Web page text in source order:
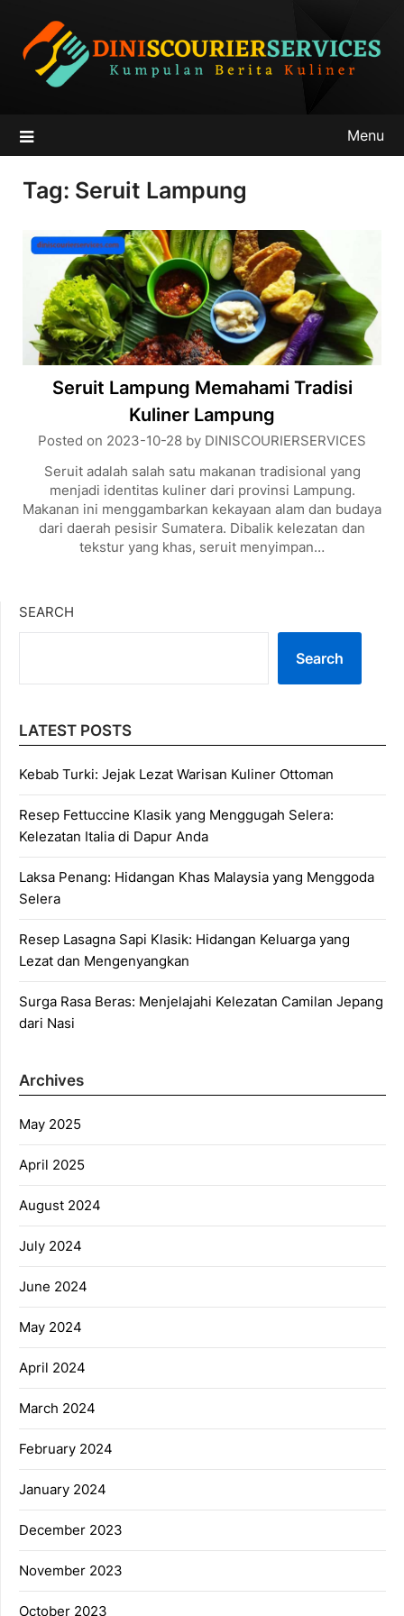
content
Menu
Tag: Seruit Lampung
Seruit Lampung Memahami Tradisi
Kuliner Lampung
Posted on 2023-10-28 by DINISCOURIERSERVICES
Seruit adalah salah satu makanan tradisional yang
menjadi identitas kuliner dari provinsi Lampung.
Makanan ini menggambarkan kekayaan alam dan budaya
dari daerah pesisir Sumatera. Dibalik kelezatan dan
tekstur yang khas, seruit menyimpan…
SEARCH
Search
LATEST POSTS
Kebab Turki: Jejak Lezat Warisan Kuliner Ottoman
Resep Fettuccine Klasik yang Menggugah Selera:
Kelezatan Italia di Dapur Anda
Laksa Penang: Hidangan Khas Malaysia yang Menggoda
Selera
Resep Lasagna Sapi Klasik: Hidangan Keluarga yang
Lezat dan Mengenyangkan
Surga Rasa Beras: Menjelajahi Kelezatan Camilan Jepang
dari Nasi
Archives
May 2025
April 2025
August 2024
July 2024
June 2024
May 2024
April 2024
March 2024
February 2024
January 2024
December 2023
November 2023
October 2023